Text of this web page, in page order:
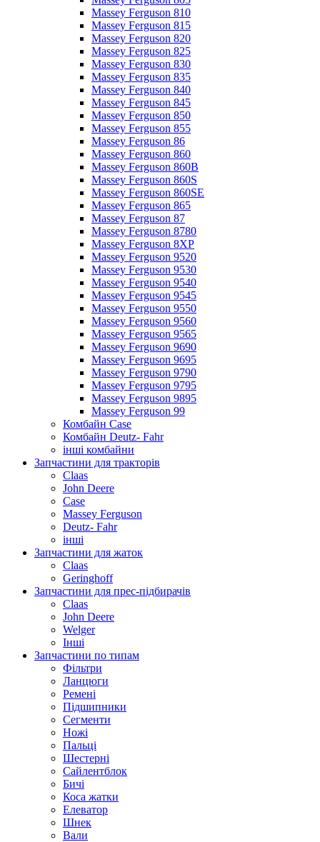
Massey Ferguson 810
Massey Ferguson 815
Massey Ferguson 820
Massey Ferguson 825
Massey Ferguson 830
Massey Ferguson 835
Massey Ferguson 840
Massey Ferguson 845
Massey Ferguson 850
Massey Ferguson 855
Massey Ferguson 86
Massey Ferguson 860
Massey Ferguson 860B
Massey Ferguson 860S
Massey Ferguson 860SE
Massey Ferguson 865
Massey Ferguson 87
Massey Ferguson 8780
Massey Ferguson 8XP
Massey Ferguson 9520
Massey Ferguson 9530
Massey Ferguson 9540
Massey Ferguson 9545
Massey Ferguson 9550
Massey Ferguson 9560
Massey Ferguson 9565
Massey Ferguson 9690
Massey Ferguson 9695
Massey Ferguson 9790
Massey Ferguson 9795
Massey Ferguson 9895
Massey Ferguson 99
Комбайн Case
Комбайн Deutz- Fahr
інші комбайни
Запчастини для тракторів
Claas
John Deere
Case
Massey Ferguson
Deutz- Fahr
інші
Запчастини для жаток
Claas
Geringhoff
Запчастини для прес-підбирачів
Claas
John Deere
Welger
Інші
Запчастини по типам
Фільтри
Ланцюги
Ремені
Підшипники
Сегменти
Ножі
Пальці
Шестерні
Сайлентблок
Бичі
Коса жатки
Елеватор
Шнек
Вали